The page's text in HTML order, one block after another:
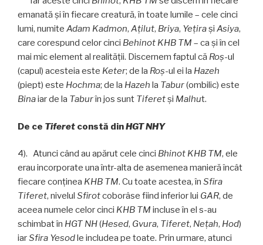
emanată şi în fiecare creatură, în toate lumile – cele cinci
lumi, numite Adam Kadmon, Aţilut, Briya, Yeţiraşi Asiya,
care corespund celor cinci Behinot KHB TM – ca şi în cel
mai mic element al realităţii. Discernem faptul că Roş-ul
(capul) acesteia este Keter; de la Roş-ul ei la Hazeh
(piept) este Hochma; de la Hazeh la Tabur(ombilic) este
Binaiar de la Taburîn jos sunt Tiferetşi Malhut.
De ce Tiferet constă dinHGT NHY
4). Atunci când au apărut cele cinci Bhinot KHB TM, ele
erau incorporate una într-alta de asemenea manieră încât
fiecare conţinea KHB TM. Cu toate acestea, în Sfira
Tiferet, nivelul Sfirotcoborâse fiind inferior lui GAR, de
aceea numele celor cinci KHB TM incluse în el s-au
schimbat în HGT NH(Hesed, Gvura, Tiferet, Neţah, Hod)
iarSfira Yesodle includea pe toate. Prin urmare, atunci